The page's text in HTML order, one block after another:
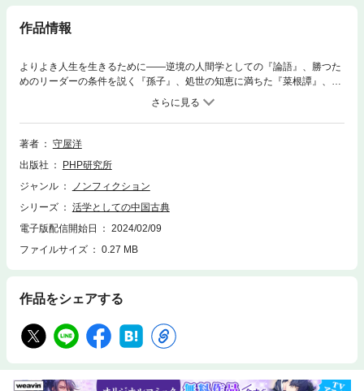
作品情報
よりよき人生を生きるために——逆境の人間学としての『論語』、勝つた
めのリーダーの条件を説く『孫子』、処世の知恵に満ちた『菜根譚』、群
雄割拠の世の生き様を描く『三国志』等、本書は選りすぐられた中国古典
の中から生き方の原理原則を学ぶリーダーのための実践的古典案内。
著者
守屋洋
出版社
PHP研究所
ジャンル
ノンフィクション
シリーズ
活学としての中国古典
電子版配信開始日
2024/02/09
ファイルサイズ
0.27 MB
作品をシェアする